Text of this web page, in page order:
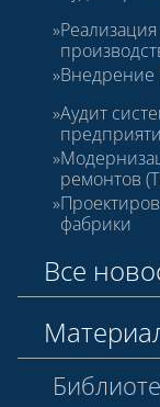
Внедрение
Аудит
ремонтов
фабрики
Все